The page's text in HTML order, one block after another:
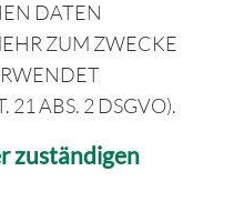
DATEN
ZUM ZWECKE
21 ABS. 2 DSGVO).
zuständigen